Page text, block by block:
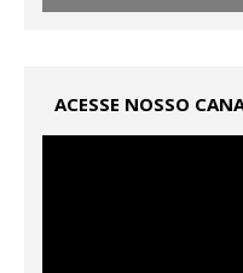
ACESSE NOSSO